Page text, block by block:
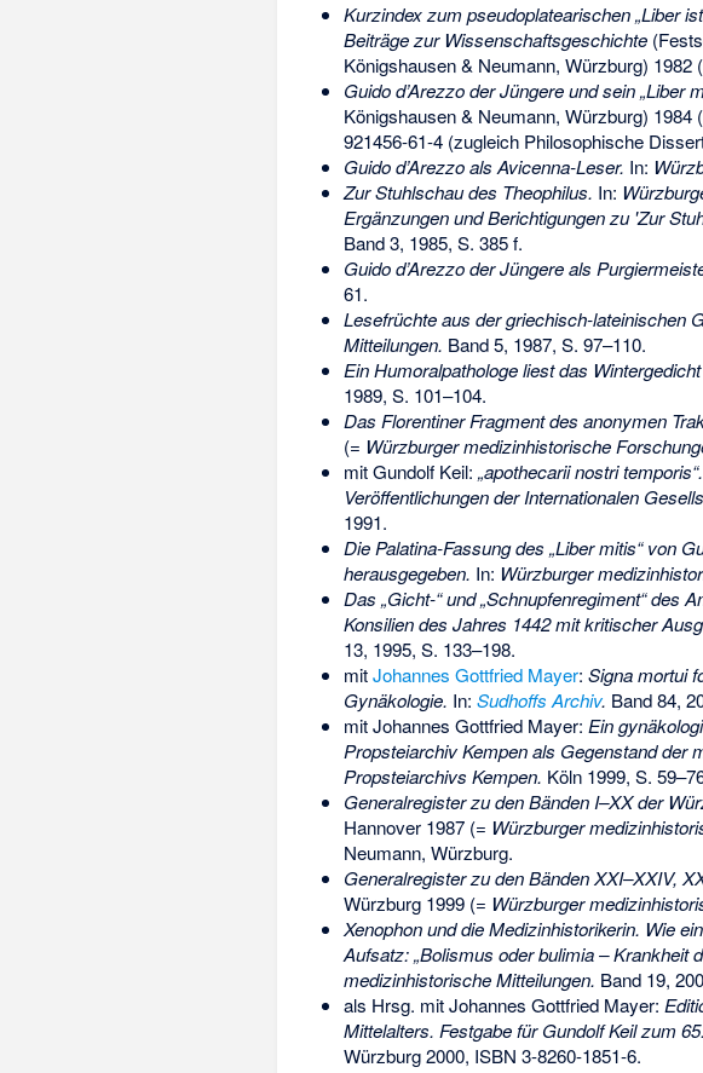
Kurzindex zum pseudoplatearischen „Liber
Beiträge zur Wissenschaftsgeschichte
Königshausen & Neumann, Würzburg) 1982
Guido d’Arezzo der Jüngere und sein „Liber
Königshausen & Neumann, Würzburg) 1984
921456-61-4(zugleich Philosophische
Guido d’Arezzo als Avicenna-Leser. In:
Zur Stuhlschau des Theophilus. In:
Ergänzungen und Berichtigungen zu 'Zur
Band 3, 1985, S. 385 f.
Guido d’Arezzo der Jüngere als
61.
Lesefrüchte aus der griechisch-lateinischen
Mitteilungen. Band 5, 1987, S. 97–110.
Ein Humoralpathologe liest das
1989, S. 101–104.
Das Florentiner Fragment des anonymen
(= Würzburger medizinhistorische
mit Gundolf Keil: „apothecarii nostri
Veröffentlichungen der Internationalen
1991.
Die Palatina-Fassung des „Liber mitis“ von
herausgegeben. In: Würzburger
Das „Gicht-“ und „Schnupfenregiment“ des
Konsilien des Jahres 1442 mit kritischer
13, 1995, S. 133–198.
mitJohannes Gottfried Mayer: Signa mortui
Gynäkologie. In: Sudhoffs Archiv. Band 84,
mit Johannes Gottfried Mayer: Ein
Propsteiarchiv Kempen als Gegenstand der
Propsteiarchivs Kempen. Köln 1999, S.
Generalregister zu den Bänden I–XX der
Hannover 1987 (= Würzburger
Neumann, Würzburg.
Generalregister zu den Bänden XXI–XXIV,
Würzburg 1999 (= Würzburger
Xenophon und die Medizinhistorikerin. Wie
Aufsatz: „Bolismus oder bulimia – Krankheit
medizinhistorische Mitteilungen. Band 19,
als Hrsg. mit Johannes Gottfried Mayer:
Mittelalters. Festgabe für Gundolf Keil zum
Würzburg 2000, ISBN 3-8260-1851-6.